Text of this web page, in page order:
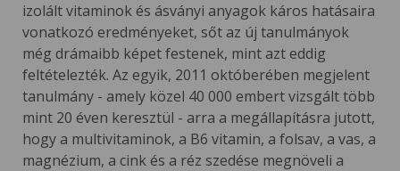
izolált vitaminok és ásványi anyagok káros hatásaira
vonatkozó eredményeket, sőt az új tanulmányok
még drámaibb képet festenek, mint azt eddig
feltételezték. Az egyik, 2011 októberében megjelent
tanulmány - amely közel 40 000 embert vizsgált több
mint 20 éven keresztül - arra a megállapításra jutott,
hogy a multivitaminok, a B6 vitamin, a folsav, a vas, a
magnézium, a cink és a réz szedése megnöveli a